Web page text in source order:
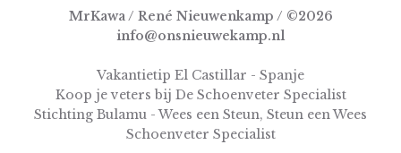
MrKawa / René Nieuwenkamp / ©2026
info@onsnieuwekamp.nl
Vakantietip El Castillar - Spanje
Koop je veters bij De Schoenveter Specialist
Stichting Bulamu - Wees een Steun, Steun een Wees
Schoenveter Specialist